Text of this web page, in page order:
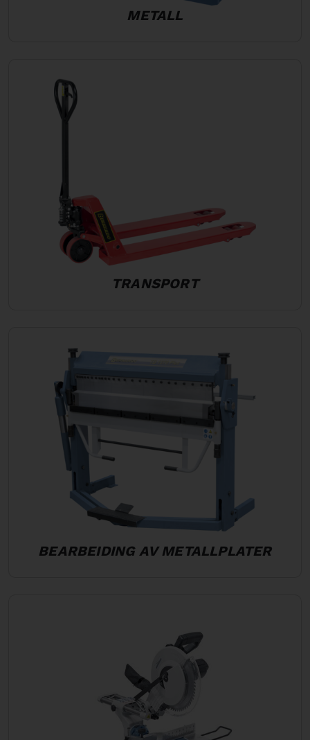
METALL
TRANSPORT
BEARBEIDING AV METALLPLATER